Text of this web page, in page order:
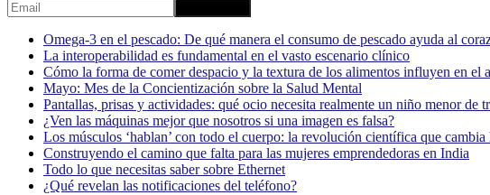
Omega-3 en el pescado: De qué manera el consumo de pescado ayuda al
La interoperabilidad es fundamental en el vasto escenario clínico
Cómo la forma de comer despacio y la textura de los alimentos influyen en el
Mayo: Mes de la Concientización sobre la Salud Mental
Pantallas, prisas y actividades: qué ocio necesita realmente un niño menor de
¿Ven las máquinas mejor que nosotros si una imagen es falsa?
Los músculos ‘hablan’ con todo el cuerpo: la revolución científica que
Construyendo el camino que falta para las mujeres emprendedoras en India
Todo lo que necesitas saber sobre Ethernet
¿Qué revelan las notificaciones del teléfono?